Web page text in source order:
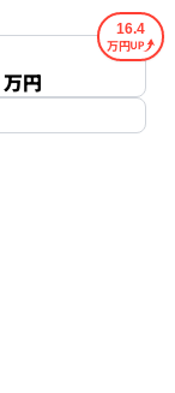
万円
16.4
万円